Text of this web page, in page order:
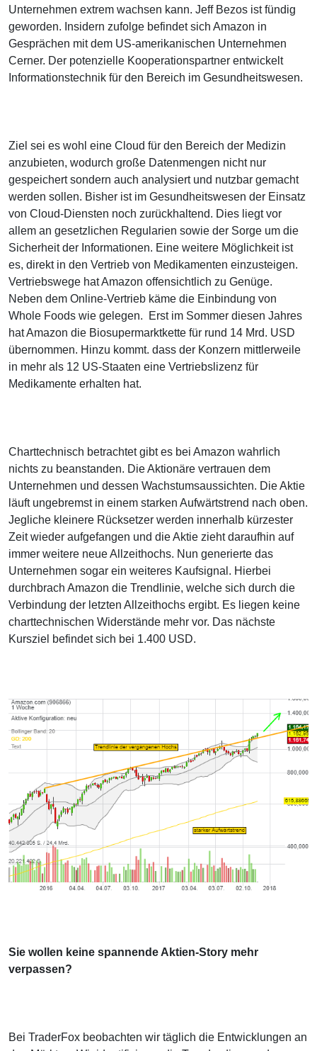
Unternehmen extrem wachsen kann. Jeff Bezos ist fündig
geworden. Insidern zufolge befindet sich Amazon in
Gesprächen mit dem US-amerikanischen Unternehmen
Cerner. Der potenzielle Kooperationspartner entwickelt
Informationstechnik für den Bereich im Gesundheitswesen.
Ziel sei es wohl eine Cloud für den Bereich der Medizin
anzubieten, wodurch große Datenmengen nicht nur
gespeichert sondern auch analysiert und nutzbar gemacht
werden sollen. Bisher ist im Gesundheitswesen der Einsatz
von Cloud-Diensten noch zurückhaltend. Dies liegt vor
allem an gesetzlichen Regularien sowie der Sorge um die
Sicherheit der Informationen. Eine weitere Möglichkeit ist
es, direkt in den Vertrieb von Medikamenten einzusteigen.
Vertriebswege hat Amazon offensichtlich zu Genüge.
Neben dem Online-Vertrieb käme die Einbindung von
Whole Foods wie gelegen. Erst im Sommer diesen Jahres
hat Amazon die Biosupermarktkette für rund 14 Mrd. USD
übernommen. Hinzu kommt. dass der Konzern mittlerweile
in mehr als 12 US-Staaten eine Vertriebslizenz für
Medikamente erhalten hat.
Charttechnisch betrachtet gibt es bei Amazon wahrlich
nichts zu beanstanden. Die Aktionäre vertrauen dem
Unternehmen und dessen Wachstumsaussichten. Die Aktie
läuft ungebremst in einem starken Aufwärtstrend nach oben.
Jegliche kleinere Rücksetzer werden innerhalb kürzester
Zeit wieder aufgefangen und die Aktie zieht daraufhin auf
immer weitere neue Allzeithochs. Nun generierte das
Unternehmen sogar ein weiteres Kaufsignal. Hierbei
durchbrach Amazon die Trendlinie, welche sich durch die
Verbindung der letzten Allzeithochs ergibt. Es liegen keine
charttechnischen Widerstände mehr vor. Das nächste
Kursziel befindet sich bei 1.400 USD.
Sie wollen keine spannende Aktien-Story mehr
verpassen?
Bei TraderFox beobachten wir täglich die Entwicklungen an